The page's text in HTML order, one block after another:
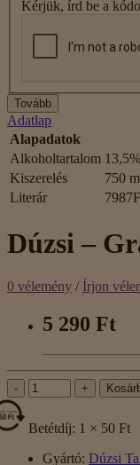
Kérjük, írd be a
Tovább
Adatlap
Alapadatok
Alkoholtartalom 13,5%
Kiszerelés
750
Literár
Dúzsi –
0 vélemény / Írjon
5 290 Ft
- +
Betétdíj: 1 × 50 Ft
Gyártó: Dúzsi